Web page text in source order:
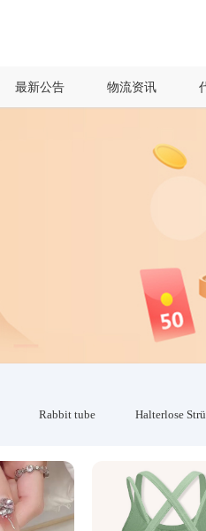
最新公告 物流资讯
Rabbit tube Halterlose